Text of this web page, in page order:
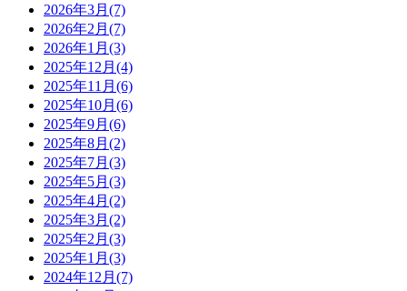
2026年3月 (7)
2026年2月 (7)
2026年1月 (3)
2025年12月 (4)
2025年11月 (6)
2025年10月 (6)
2025年9月 (6)
2025年8月 (2)
2025年7月 (3)
2025年5月 (3)
2025年4月 (2)
2025年3月 (2)
2025年2月 (3)
2025年1月 (3)
2024年12月 (7)